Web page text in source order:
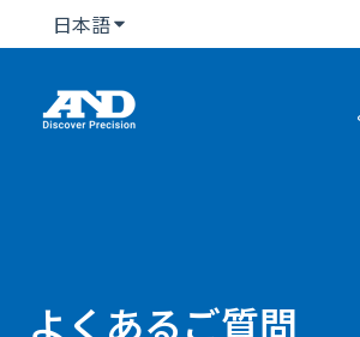
日本語翻訳のサブメニューを表示
よくあるご質問